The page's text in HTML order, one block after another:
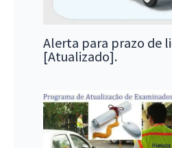
Alerta para prazo de
[Atualizado].